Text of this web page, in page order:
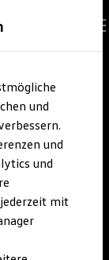
und
und
und
mit